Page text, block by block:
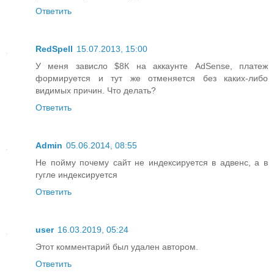
Ответить
RedSpell 15.07.2013, 15:00
У меня зависло $8К на аккаунте AdSense, платеж
формируется и тут же отменяется без каких-либо
видимых причин. Что делать?
Ответить
Admin 05.06.2014, 08:55
Не пойму почему сайт не индексируется в адвенс, а в
гугле индексируется
Ответить
user 16.03.2019, 05:24
Этот комментарий был удален автором.
Ответить